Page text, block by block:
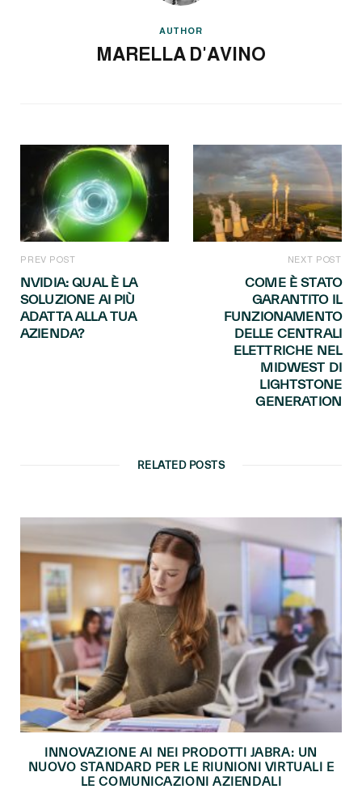
AUTHOR
MARELLA D'AVINO
PREV POST
NVIDIA: QUAL È LA
SOLUZIONE AI PIÙ
ADATTA ALLA TUA
AZIENDA?
NEXT POST
COME È STATO
GARANTITO IL
FUNZIONAMENTO
DELLE CENTRALI
ELETTRICHE NEL
MIDWEST DI
LIGHTSTONE
GENERATION
RELATED POSTS
INNOVAZIONE AI NEI PRODOTTI JABRA: UN
NUOVO STANDARD PER LE RIUNIONI VIRTUALI E
LE COMUNICAZIONI AZIENDALI